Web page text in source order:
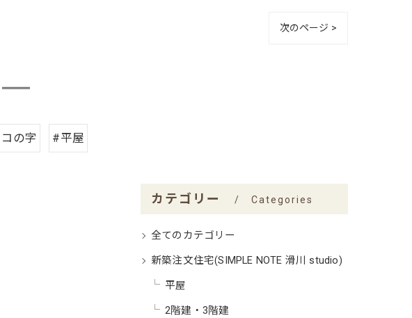
次のページ >
の字 #平屋
カテゴリー Categories
全てのカテゴリー
新築注文住宅(SIMPLE NOTE 滑川 studio)
平屋
2階建・3階建